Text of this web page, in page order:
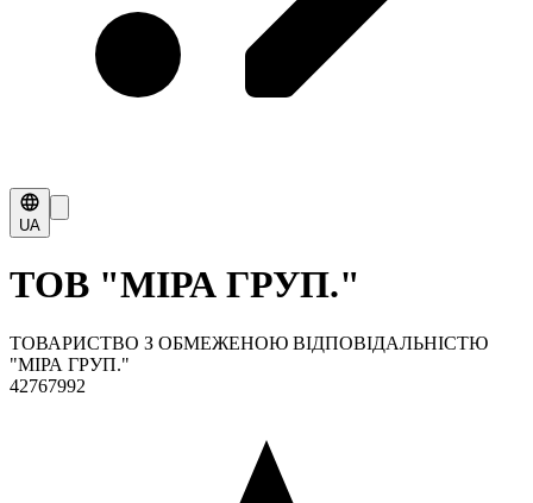
UA
ТОВ "МІРА ГРУП."
ТОВАРИСТВО З ОБМЕЖЕНОЮ ВІДПОВІДАЛЬНІСТЮ
"МІРА ГРУП."
42767992